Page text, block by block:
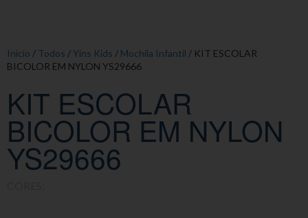
Início / Todos /Yins Kids / Mochila Infantil / KIT ESCOLAR
BICOLOR EM NYLON YS29666
KIT ESCOLAR
BICOLOR EM NYLON
YS29666